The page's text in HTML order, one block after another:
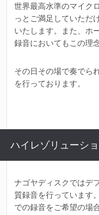
世界最高水準のマイク
っとご満足していただ
いたします。
また、ホ
録音においてもこの理
その日その場で奏でら
を行っております。
ハイレゾリューシ
ナゴヤディスクではデ
質録音を行っています
での録音をご希望の場